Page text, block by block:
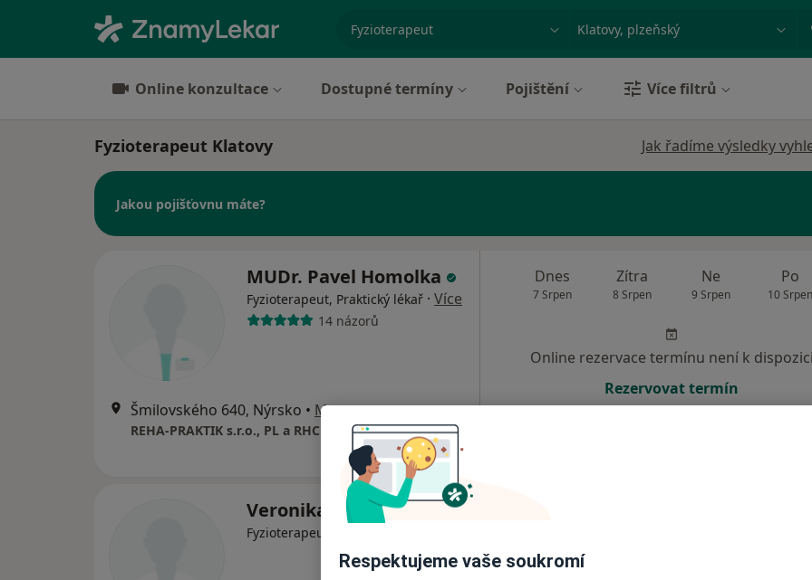
Město nebo region
Online konzultace Dostupné termíny Pojištění Více filtrů
Fyzioterapeut Klatovy Jak řadíme výsledky
Jakou pojišťovnu máte?
MUDr. Pavel Homolka
Fyzioterapeut, Praktický lékař · Více
14 názorů
Šmilovského 640, Nýrsko • Mapa
REHA-PRAKTIK s.r.o., PL a RHC
Dnes
7 Srpen
Zítra
8 Srpen
Ne
9 Srpen
Po
10 Srpen
Online rezervace termínu není k dispozici
Rezervovat termín
Veronika Homolková
Fyzioterapeut
Respektujeme vaše soukromí